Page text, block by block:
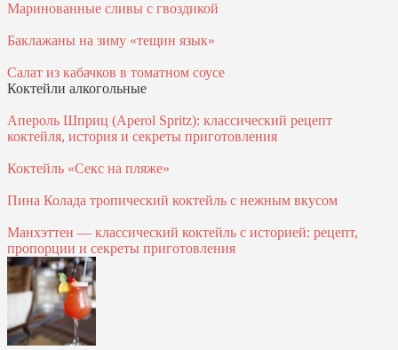
Маринованные сливы с гвоздикой
Баклажаны на зиму «тещин язык»
Салат из кабачков в томатном соусе
Коктейли алкогольные
Апероль Шприц (Aperol Spritz): классический рецепт
коктейля, история и секреты приготовления
Коктейль «Секс на пляже»
Пина Колада тропический коктейль с нежным вкусом
Манхэттен — классический коктейль с историей: рецепт,
пропорции и секреты приготовления